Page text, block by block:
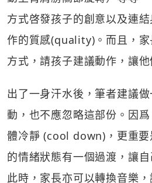
方式啓發孩子的創意以及連
作的質感(quality)。而且，
方式，請孩子建議動作，讓他
出了一身汗水後，筆者建議
動，也不應忽略這部份。因
體冷靜 (cool down)，更重
的情緒狀態有一個過渡，讓
此時，家長亦可以轉換音樂